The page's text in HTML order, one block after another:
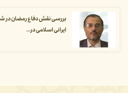
بررسی نقش دفاع رمضان در
ایرانی اسلامی در...